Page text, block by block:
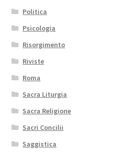
Politica
Psicologia
Risorgimento
Riviste
Roma
Sacra Liturgia
Sacra Religione
Sacri Concilii
Saggistica